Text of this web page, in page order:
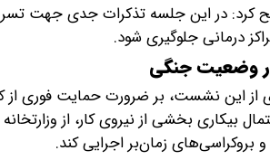
کرد: در این جلسه تذکرات جدی جهت
درمانی جلوگیری شود.
وضعیت جنگی
این نشست، بر ضرورت حمایت فوری از
بیکاری بخشی از نیروی کار، از
بروکراسی‌های زمان‌بر اجرایی کند.